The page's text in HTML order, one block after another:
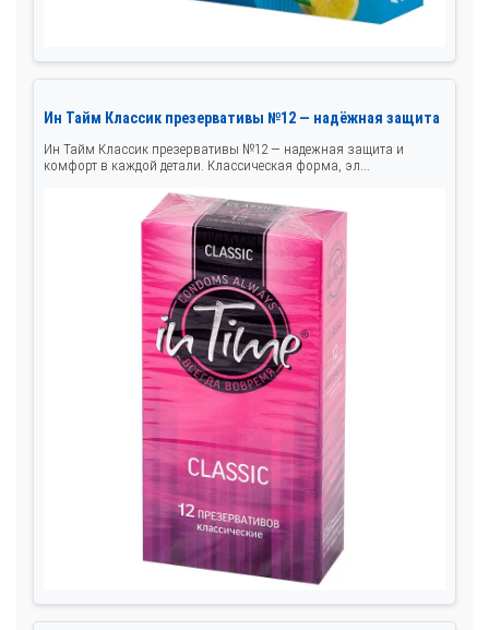
Ин Тайм Классик презервативы №12 — надёжная защита
Ин Тайм Классик презервативы №12 — надежная защита и
комфорт в каждой детали. Классическая форма, эл...